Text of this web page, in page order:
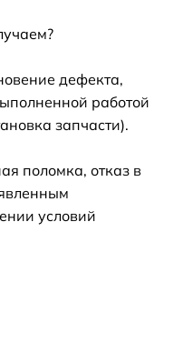
дефекта,
работой
запчасти).
поломка, отказ в
условий